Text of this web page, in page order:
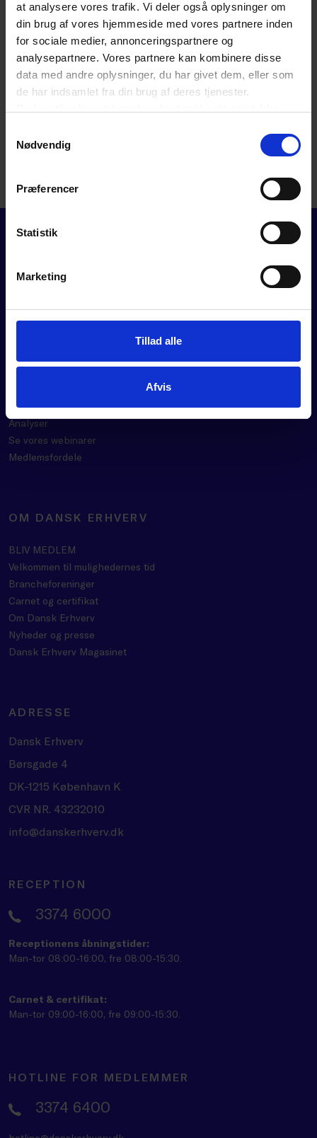
at analysere vores trafik. Vi deler også oplysninger om
din brug af vores hjemmeside med vores partnere inden
for sociale medier, annonceringspartnere og
analysepartnere. Vores partnere kan kombinere disse
data med andre oplysninger, du har givet dem, eller som
de har indsamlet fra din brug af deres tjenester.
hjørne på websitet.
Nødvendig
Præferencer
Statistik
Marketing
Tillad alle
Afvis
FOR MEDLEMMER
Værktøjer
Politik
Analyser
Se vores webinarer
Medlemsfordele
OM DANSK ERHVERV
BLIV MEDLEM
Velkommen til mulighedernes tid
Brancheforeninger
Carnet og certifikat
Om Dansk Erhverv
Nyheder og presse
Dansk Erhverv Magasinet
ADRESSE
Dansk Erhverv
Børsgade 4
DK-1215 København K
CVR NR. 43232010
info@danskerhverv.dk
RECEPTION
3374 6000
Receptionens åbningstider:
Man-tor 08:00-16:00, fre 08:00-15:30.
Carnet & certifikat:
Man-tor 09:00-16:00, fre 09:00-15:30.
HOTLINE FOR MEDLEMMER
3374 6400